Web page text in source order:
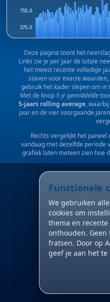
375,0
750,0
1940 1983
Deze pagina toont het
Links zie je per jaar de totale
het meest recente volledige
staven voor exacte
gebruik het kader slepen om in
Met de knop5-jr gemiddelde
5-jaars rolling average,
jaar en de vier voorgaande
Rechts vergelijkt het
vandaag met dezelfde periode
grafiek laten meteen zien hoe
Functionele
We gebruiken
cookies om
thema en
onthouden. Geen
fratsen. Door op
geef je aan het